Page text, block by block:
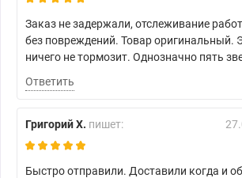
Заказ не задержали, отслеживание
без повреждений. Товар оригинальный.
ничего не тормозит. Однозначно пять
Ответить
Григорий Х. пишет:
Быстро отправили. Доставили когда и